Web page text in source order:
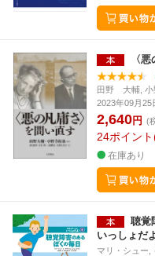
〈
田野 大輔,
2023年09月25
2,640円 (
24ポイント
在庫あり
聴覚
いっしょだ
マリ・シュー,